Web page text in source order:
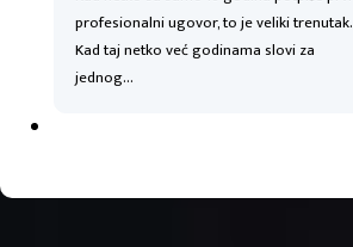
profesionalni ugovor, to je veliki trenutak.
Kad taj netko već godinama slovi za
jednog…